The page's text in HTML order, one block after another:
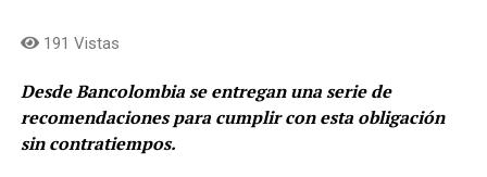
191 Vistas
Desde Bancolombia se entregan una serie de
recomendaciones para cumplir con esta obligación
sin contratiempos.